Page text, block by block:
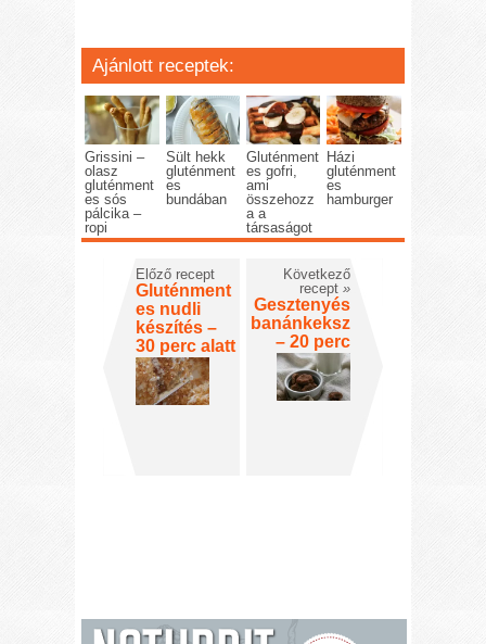
Ajánlott receptek:
Grissini –
olasz
gluténment
es sós
pálcika –
ropi
Sült hekk
gluténment
es
bundában
Gluténment
es gofri,
ami
összehozz
a a
társaságot
Házi
gluténment
es
hamburger
Előző recept
Gluténment
es nudli
készítés –
30 perc alatt
Következő
recept »
Gesztenyés
banánkeksz
– 20 perc